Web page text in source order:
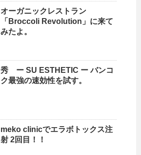
オーガニックレストラン
「Broccoli Revolution」に来て
みたよ。
秀 ー SU ESTHETIC ー バンコ
ク最強の速効性を試す。
meko clinicでエラボトックス注
射 2回目！！